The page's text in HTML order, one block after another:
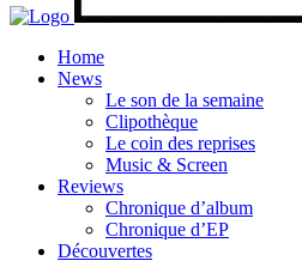
Home
News
Le son de la semaine
Clipothèque
Le coin des reprises
Music & Screen
Reviews
Chronique d’album
Chronique d’EP
Découvertes